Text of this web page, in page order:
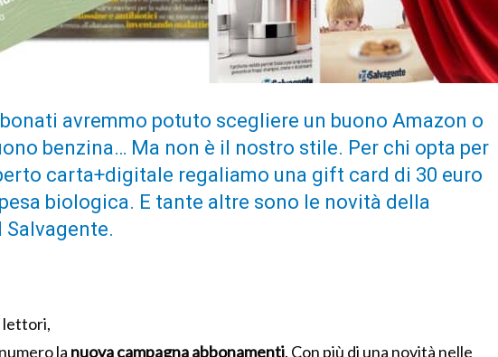
avremmo potuto scegliere un buono Amazon o
benzina… Ma non è il nostro stile. Per chi opta per
carta+digitale regaliamo una gift card di 30 euro
biologica. E tante altre sono le novità della
Salvagente.
lettori,
la nuova campagna abbonamenti. Con più di una novità nelle